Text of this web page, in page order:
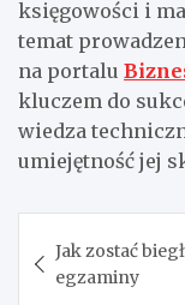
księgowości i
temat
na portalu
kluczem do
wiedza
umiejętność jej
wpisu
Jak zostać
egzaminy